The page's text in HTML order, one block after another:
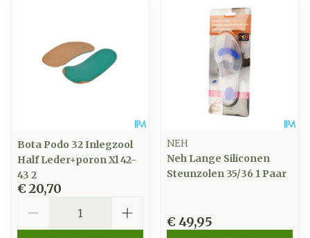
Bota Podo 32 Inlegzool
Half Leder+poron Xl 42-
43 2
€ 20,70
NEH
Neh Lange Siliconen
Steunzolen 35/36 1 Paar
€ 49,95